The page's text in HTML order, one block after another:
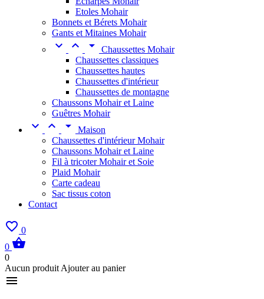
Etoles Mohair
Bonnets et Bérets Mohair
Gants et Mitaines Mohair
  
Chaussettes Mohair
Chaussettes classiques
Chaussettes hautes
Chaussettes d'intérieur
Chaussettes de montagne
Chaussons Mohair et Laine
Guêtres Mohair
  
Maison
Chaussettes d'intérieur Mohair
Chaussons Mohair et Laine
Fil à tricoter Mohair et Soie
Plaid Mohair
Carte cadeau
Sac tissus coton
Contact
 0
0 
0
Aucun produit Ajouter au panier
